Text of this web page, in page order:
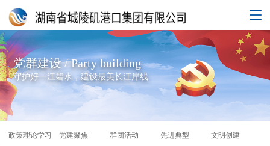
党群建设 / Party building
守护好一江碧水，建设最美长江岸线
政策理论学习 党建聚焦 群团活动 先进典型 文明创建